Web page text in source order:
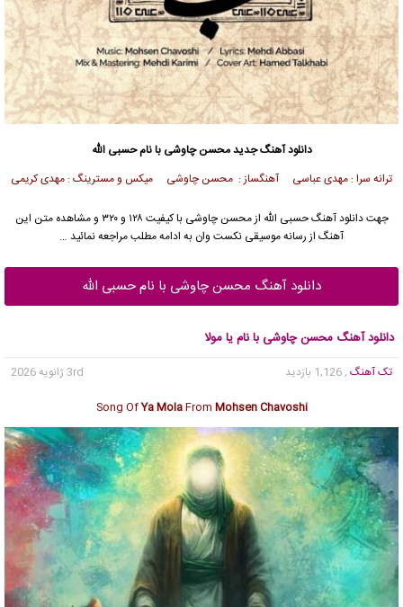
دانلود آهنگ جدیدمحسن چاوشی با نام حسبی الله
ترانه سرا : مهدی عباسی آهنگساز : محسن چاوشی میکس و مسترینگ : مهدی کریمی
جهت دانلود آهنگ حسبی الله ازمحسن چاوشی
با کیفیت ۱۲۸ و ۳۲۰ و مشاهده متن این
آهنگ از رسانه موسیقی نکست وان به ادامه مطلب مراجعه نمائید …
دانلود آهنگ محسن چاوشی با نام حسبی الله
دانلود آهنگ محسن چاوشی با نام یا مولا
تک آهنگ , 1,126 بازدید
3rd ژانویه 2026
Song OfYa MolaFrom Mohsen Chavoshi